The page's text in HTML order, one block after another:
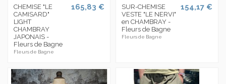
CHEMISE "LE
CAMISARD"
LIGHT
CHAMBRAY
JAPONAIS -
Fleurs de Bagne
Fleurs de Bagne
165,83 €
SUR-CHEMISE
VESTE "LE NERVI"
en CHAMBRAY -
Fleurs de Bagne
Fleurs de Bagne
154,17 €